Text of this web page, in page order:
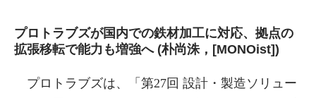
プロトラブズが国内での鉄材加工に対応、拠点の
拡張移転で能力も増強へ (朴尚洙，[MONOist])
プロトラブズは、「第27回 設計・製造ソリュー